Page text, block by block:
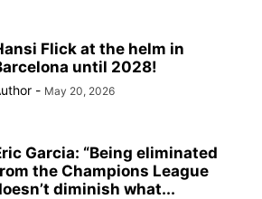
Flick at the helm in
until 2028!
- May 20, 2026
Garcia: “Being eliminated
the Champions League
diminish what...